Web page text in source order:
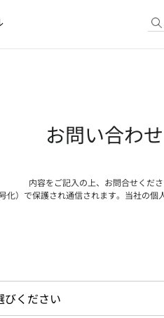
お問い合わせ
内容をご記入の上、お問合せくださ
化）で保護され通信されます。当社の個